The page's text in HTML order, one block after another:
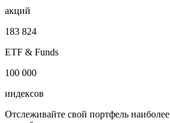
облигаций
100 000
акций
183 824
ETF & Funds
100 000